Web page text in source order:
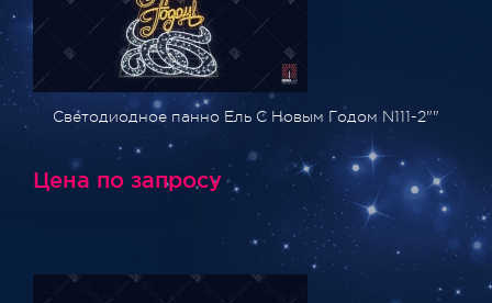
Светодиодное панно Ель С Новым Годом N111-2""
Цена по запросу